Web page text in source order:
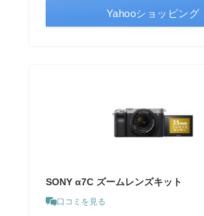
Yahooショッピング
SONY α7C ズームレンズキット
口コミを見る